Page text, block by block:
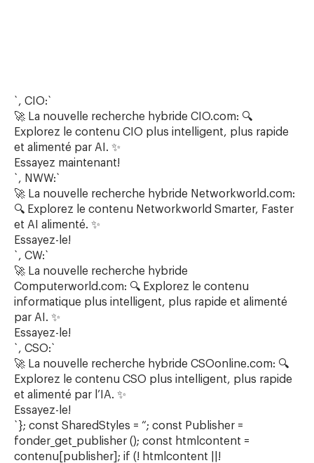
`, CIO:`
🚀 La nouvelle recherche hybride CIO.com: 🔍
Explorez le contenu CIO plus intelligent, plus rapide
et alimenté par AI. ✨
Essayez maintenant!
`, NWW:`
🚀 La nouvelle recherche hybride Networkworld.com:
🔍 Explorez le contenu Networkworld Smarter, Faster
et AI alimenté. ✨
Essayez-le!
`, CW:`
🚀 La nouvelle recherche hybride
Computerworld.com: 🔍 Explorez le contenu
informatique plus intelligent, plus rapide et alimenté
par AI. ✨
Essayez-le!
`, CSO:`
🚀 La nouvelle recherche hybride CSOonline.com: 🔍
Explorez le contenu CSO plus intelligent, plus rapide
et alimenté par l’IA. ✨
Essayez-le!
`}; const SharedStyles = “; const Publisher =
fonder_get_publisher (); const htmlcontent =
contenu[publisher]; if (! htmlcontent ||!